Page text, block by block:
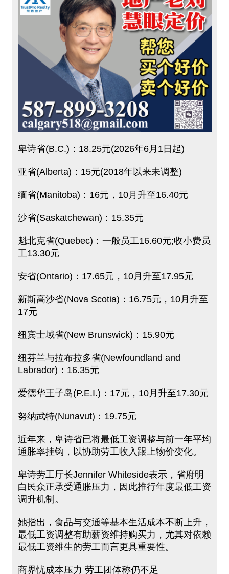
卑诗省(B.C.)：18.25元(2026年6月1日起)
亚省(Alberta)：15元(2018年以来未调整)
缅省(Manitoba)：16元，10月升至16.40元
沙省(Saskatchewan)：15.35元
魁北克省(Quebec)：一般员工16.60元;收小费员
工13.30元
安省(Ontario)：17.65元，10月升至17.95元
新斯高沙省(Nova Scotia)：16.75元，10月升至
17元
纽宾士域省(New Brunswick)：15.90元
纽芬兰与拉布拉多省(Newfoundland and
Labrador)：16.35元
爱德华王子岛(P.E.I.)：17元，10月升至17.30元
努纳武特(Nunavut)：19.75元
近年来，卑诗省已将最低工资调整与前一年平均
通胀率挂钩，以协助劳工收入跟上物价变化。
卑诗劳工厅长Jennifer Whiteside表示，省府明
白民众正承受通胀压力，因此推行年度最低工资
调升机制。
她指出，食品与交通等基本生活成本不断上升，
最低工资调整有助薪资维持购买力，尤其对依赖
最低工资维生的劳工而言更具重要性。
商界忧成本压力 劳工团体称仍不足